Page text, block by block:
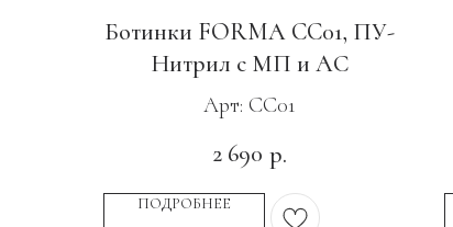
Ботинки FORMA CC01, ПУ-
Нитрил c МП и АС
Арт: CC01
2 690 р.
ПОДРОБНЕЕ